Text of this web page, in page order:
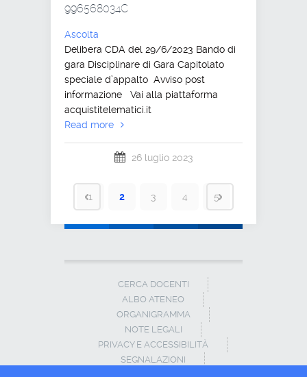
996568034C
Ascolta
Delibera CDA del 29/6/2023 Bando di
gara Disciplinare di Gara Capitolato
speciale d’appalto Avviso post
informazione Vai alla piattaforma
acquistitelematici.it
Read more
26 luglio 2023
1 2 3 4 5
CERCA DOCENTI
ALBO ATENEO
ORGANIGRAMMA
NOTE LEGALI
PRIVACY E ACCESSIBILITÀ
SEGNALAZIONI